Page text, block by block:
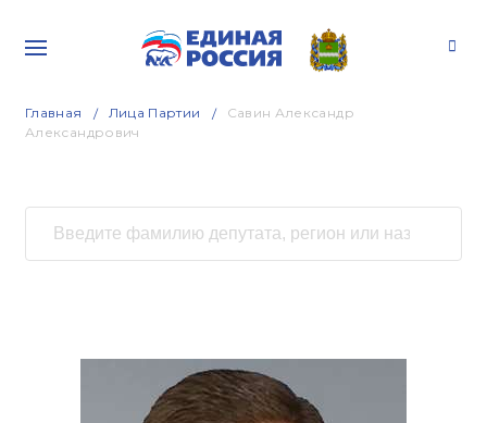
Главная Лица Партии
Савин Александр
Александрович